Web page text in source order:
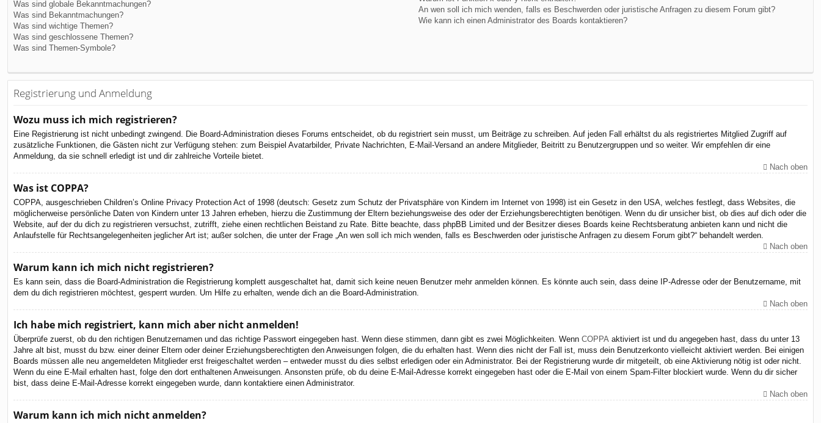
Was sind globale Bekanntmachungen?
Was sind Bekanntmachungen?
Was sind wichtige Themen?
Was sind geschlossene Themen?
Was sind Themen-Symbole?
An wen soll ich mich wenden, falls es Beschwerden oder juristische Anfragen zu diesem Forum gibt?
Wie kann ich einen Administrator des Boards kontaktieren?
Registrierung und Anmeldung
Wozu muss ich mich registrieren?
Eine Registrierung ist nicht unbedingt zwingend. Die Board-Administration dieses Forums entscheidet, ob du registriert sein musst, um Beiträge zu schreiben. Auf jeden Fall erhältst du als registriertes Mitglied Zugriff auf
zusätzliche Funktionen, die Gästen nicht zur Verfügung stehen: zum Beispiel Avatarbilder, Private Nachrichten, E-Mail-Versand an andere Mitglieder, Beitritt zu Benutzergruppen und so weiter. Wir empfehlen dir eine
Anmeldung, da sie schnell erledigt ist und dir zahlreiche Vorteile bietet.
Nach oben
Was ist COPPA?
COPPA, ausgeschrieben Children’s Online Privacy Protection Act of 1998 (deutsch: Gesetz zum Schutz der Privatsphäre von Kindern im Internet von 1998) ist ein Gesetz in den USA, welches festlegt, dass Websites, die
möglicherweise persönliche Daten von Kindern unter 13 Jahren erheben, hierzu die Zustimmung der Eltern beziehungsweise des oder der Erziehungsberechtigten benötigen. Wenn du dir unsicher bist, ob dies auf dich oder die
Website, auf der du dich zu registrieren versuchst, zutrifft, ziehe einen rechtlichen Beistand zu Rate. Bitte beachte, dass phpBB Limited und der Besitzer dieses Boards keine Rechtsberatung anbieten kann und nicht die
Anlaufstelle für Rechtsangelegenheiten jeglicher Art ist; außer solchen, die unter der Frage „An wen soll ich mich wenden, falls es Beschwerden oder juristische Anfragen zu diesem Forum gibt?“ behandelt werden.
Nach oben
Warum kann ich mich nicht registrieren?
Es kann sein, dass die Board-Administration die Registrierung komplett ausgeschaltet hat, damit sich keine neuen Benutzer mehr anmelden können. Es könnte auch sein, dass deine IP-Adresse oder der Benutzername, mit
dem du dich registrieren möchtest, gesperrt wurden. Um Hilfe zu erhalten, wende dich an die Board-Administration.
Nach oben
Ich habe mich registriert, kann mich aber nicht anmelden!
Überprüfe zuerst, ob du den richtigen Benutzernamen und das richtige Passwort eingegeben hast. Wenn diese stimmen, dann gibt es zwei Möglichkeiten. Wenn COPPA aktiviert ist und du angegeben hast, dass du unter 13
Jahre alt bist, musst du bzw. einer deiner Eltern oder deiner Erziehungsberechtigten den Anweisungen folgen, die du erhalten hast. Wenn dies nicht der Fall ist, muss dein Benutzerkonto vielleicht aktiviert werden. Bei einigen
Boards müssen alle neu angemeldeten Mitglieder erst freigeschaltet werden – entweder musst du dies selbst erledigen oder ein Administrator. Bei der Registrierung wurde dir mitgeteilt, ob eine Aktivierung nötig ist oder nicht.
Wenn du eine E-Mail erhalten hast, folge den dort enthaltenen Anweisungen. Ansonsten prüfe, ob du deine E-Mail-Adresse korrekt eingegeben hast oder die E-Mail von einem Spam-Filter blockiert wurde. Wenn du dir sicher
bist, dass deine E-Mail-Adresse korrekt eingegeben wurde, dann kontaktiere einen Administrator.
Nach oben
Warum kann ich mich nicht anmelden?